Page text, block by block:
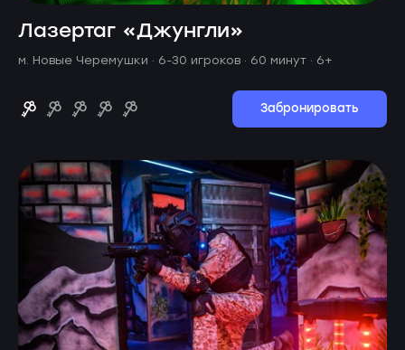
Лазертаг «Джунгли»
м. Новые Черемушки · 6-30 игроков · 60 минут · 6+
Забронировать